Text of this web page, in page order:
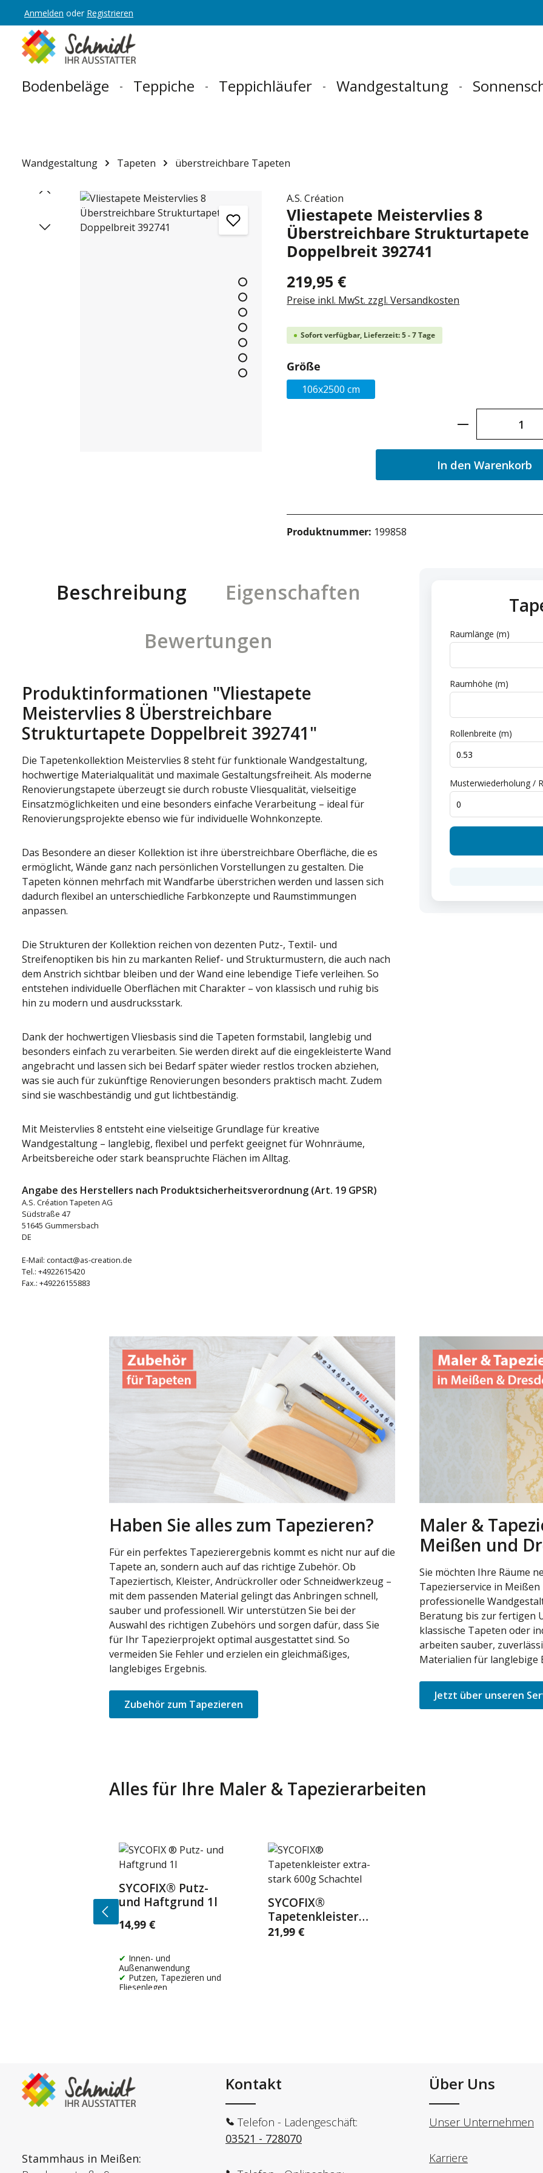
Hauptnavigation springen
Anmelden oder Registrieren
Bodenbeläge Teppiche Teppichläufer Wandgestaltung
Wandgestaltung Tapeten überstreichbare Tapeten
Bildergalerie überspringen A.S. Création
Vliestapete Meistervlies 8
Überstreichbare Strukturtapete
Doppelbreit 392741
219,95 €
Preise inkl. MwSt. zzgl. Versandkosten
Sofort verfügbar, Lieferzeit: 5 - 7 Tage
Größe
106x2500 cm
Produkt
In den Warenkorb
Produktnummer: 199858
Beschreibung
Eigenschaften
Bewertungen
Produktinformationen "Vliestapete
Meistervlies 8 Überstreichbare
Strukturtapete Doppelbreit 392741"
Die Tapetenkollektion Meistervlies 8 steht für funktionale Wandgestaltung,
hochwertige Materialqualität und maximale Gestaltungsfreiheit. Als moderne
Renovierungstapete überzeugt sie durch robuste Vliesqualität, vielseitige
Einsatzmöglichkeiten und eine besonders einfache Verarbeitung – ideal für
Renovierungsprojekte ebenso wie für individuelle Wohnkonzepte.
Das Besondere an dieser Kollektion ist ihre überstreichbare Oberfläche, die es
ermöglicht, Wände ganz nach persönlichen Vorstellungen zu gestalten. Die
Tapeten können mehrfach mit Wandfarbe überstrichen werden und lassen sich
dadurch flexibel an unterschiedliche Farbkonzepte und Raumstimmungen
anpassen.
Die Strukturen der Kollektion reichen von dezenten Putz-, Textil- und
Streifenoptiken bis hin zu markanten Relief- und Strukturmustern, die auch nach
dem Anstrich sichtbar bleiben und der Wand eine lebendige Tiefe verleihen. So
entstehen individuelle Oberflächen mit Charakter – von klassisch und ruhig bis
hin zu modern und ausdrucksstark.
Dank der hochwertigen Vliesbasis sind die Tapeten formstabil, langlebig und
besonders einfach zu verarbeiten. Sie werden direkt auf die eingekleisterte Wand
angebracht und lassen sich bei Bedarf später wieder restlos trocken abziehen,
was sie auch für zukünftige Renovierungen besonders praktisch macht. Zudem
sind sie waschbeständig und gut lichtbeständig.
Mit Meistervlies 8 entsteht eine vielseitige Grundlage für kreative
Wandgestaltung – langlebig, flexibel und perfekt geeignet für Wohnräume,
Arbeitsbereiche oder stark beanspruchte Flächen im Alltag.
Angabe des Herstellers nach Produktsicherheitsverordnung (Art. 19 GPSR)
A.S. Création Tapeten AG
Südstraße 47
51645 Gummersbach
DE
E-Mail: contact@as-creation.de
Tel.: +4922615420
Fax.: +49226155883
Raumlänge (m)
Raumhöhe (m)
Rollenbreite (m)
Musterwiederholung /
Haben Sie alles zum Tapezieren?
Für ein perfektes Tapezierergebnis kommt es nicht nur auf die
Tapete an, sondern auch auf das richtige Zubehör. Ob
Tapeziertisch, Kleister, Andrückroller oder Schneidwerkzeug –
mit dem passenden Material gelingt das Anbringen schnell,
sauber und professionell. Wir unterstützen Sie bei der
Auswahl des richtigen Zubehörs und sorgen dafür, dass Sie
für Ihr Tapezierprojekt optimal ausgestattet sind. So
vermeiden Sie Fehler und erzielen ein gleichmäßiges,
langlebiges Ergebnis.
Zubehör zum Tapezieren
Maler &
Meißen und
Sie möchten Ihre Räume
Tapezierservice in
professionelle
Beratung bis zur fertigen
klassische Tapeten oder
arbeiten sauber,
Materialien für langlebige
Jetzt über unseren
Alles für Ihre Maler & Tapezierarbeiten
Produktgalerie überspringen
Details
SYCOFIX® Putz-
und Haftgrund 1l
Regulärer Preis:
14,99 €
Innen- und
Außenanwendung
Putzen, Tapezieren und
Fliesenlegen
Details
SYCOFIX®
Tapetenkleister
extra-stark 600g
Regulärer Preis:
21,99 €
Stammhaus in Meißen:
Kontakt
Telefon - Ladengeschäft:
03521 - 728070
Über Uns
Unser Unternehmen
Karriere